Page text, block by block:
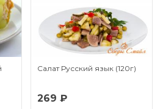
Салат Русский язык (120г)
269 ₽